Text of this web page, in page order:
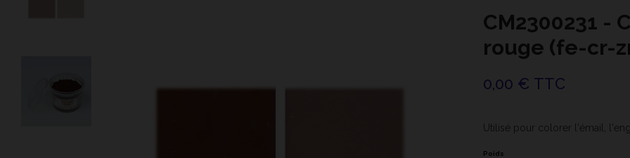
CM2300231 -
rouge (fe-cr-
0,00 € TTC
Utilisé pour colorer l'émail,
Poids